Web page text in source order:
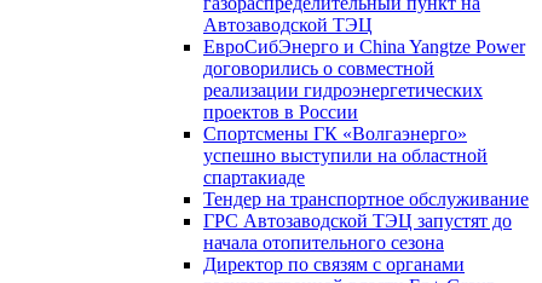
Автозаводской ТЭЦ
ЕвроСибЭнерго и China Yangtze Power
договорились о совместной
реализации гидроэнергетических
проектов в России
Спортсмены ГК «Волгаэнерго»
успешно выступили на областной
спартакиаде
Тендер на транспортное обслуживание
ГРС Автозаводской ТЭЦ запустят до
начала отопительного сезона
Директор по связям с органами